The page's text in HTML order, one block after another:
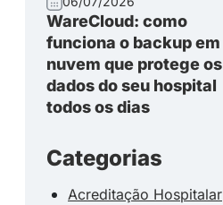
WareCloud: como
funciona o backup em
nuvem que protege os
dados do seu hospital
todos os dias
Categorias
Acreditação Hospitalar